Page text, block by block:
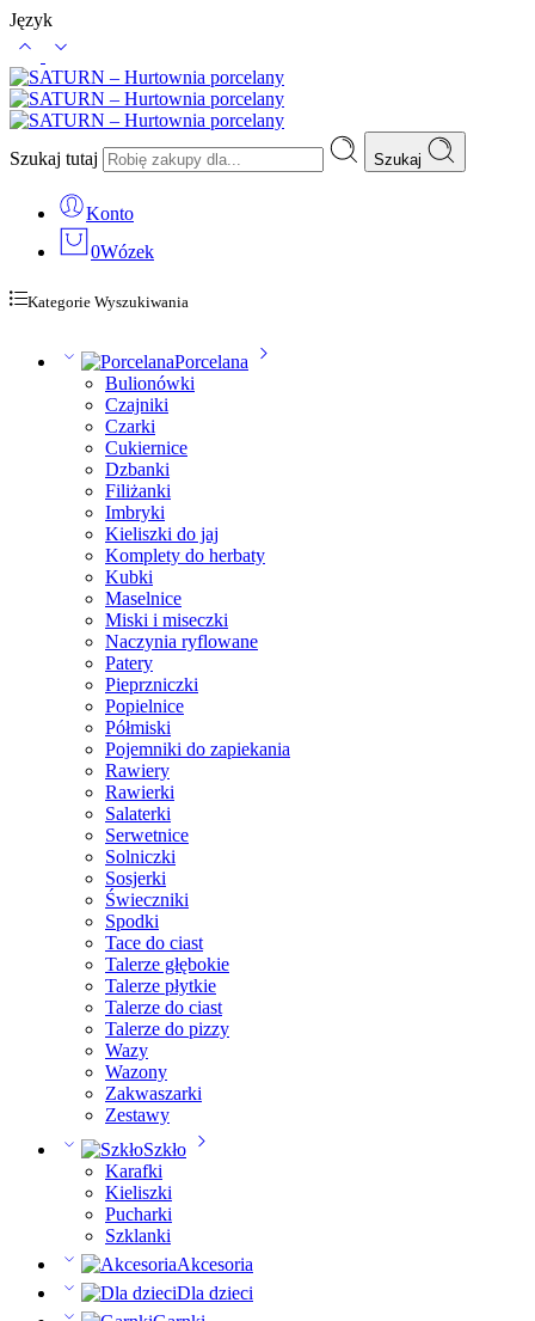
Język
Szukaj tutaj Szukaj
Konto
0Wózek
Kategorie Wyszukiwania
Porcelana
Bulionówki
Czajniki
Czarki
Cukiernice
Dzbanki
Filiżanki
Imbryki
Kieliszki do jaj
Komplety do herbaty
Kubki
Maselnice
Miski i miseczki
Naczynia ryflowane
Patery
Pieprzniczki
Popielnice
Półmiski
Pojemniki do zapiekania
Rawiery
Rawierki
Salaterki
Serwetnice
Solniczki
Sosjerki
Świeczniki
Spodki
Tace do ciast
Talerze głębokie
Talerze płytkie
Talerze do ciast
Talerze do pizzy
Wazy
Wazony
Zakwaszarki
Zestawy
Szkło
Karafki
Kieliszki
Pucharki
Szklanki
Akcesoria
Dla dzieci